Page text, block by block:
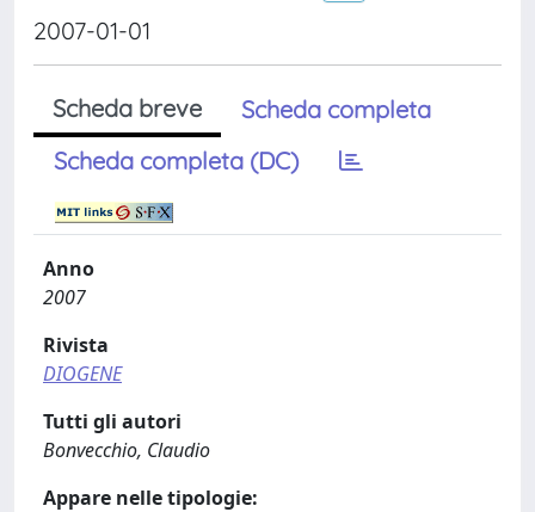
2007-01-01
Scheda breve
Scheda completa
Scheda completa (DC)
Anno
2007
Rivista
DIOGENE
Tutti gli autori
Bonvecchio, Claudio
Appare nelle tipologie: